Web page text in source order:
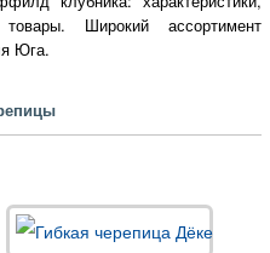
Широкий ассортимент
Юга.